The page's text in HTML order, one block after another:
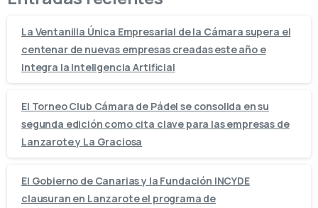
La Ventanilla Única Empresarial de la Cámara supera el
centenar de nuevas empresas creadas este año e
integra la Inteligencia Artificial
El Torneo Club Cámara de Pádel se consolida en su
segunda edición como cita clave para las empresas de
Lanzarote y La Graciosa
El Gobierno de Canarias y la Fundación INCYDE
clausuran en Lanzarote el programa de